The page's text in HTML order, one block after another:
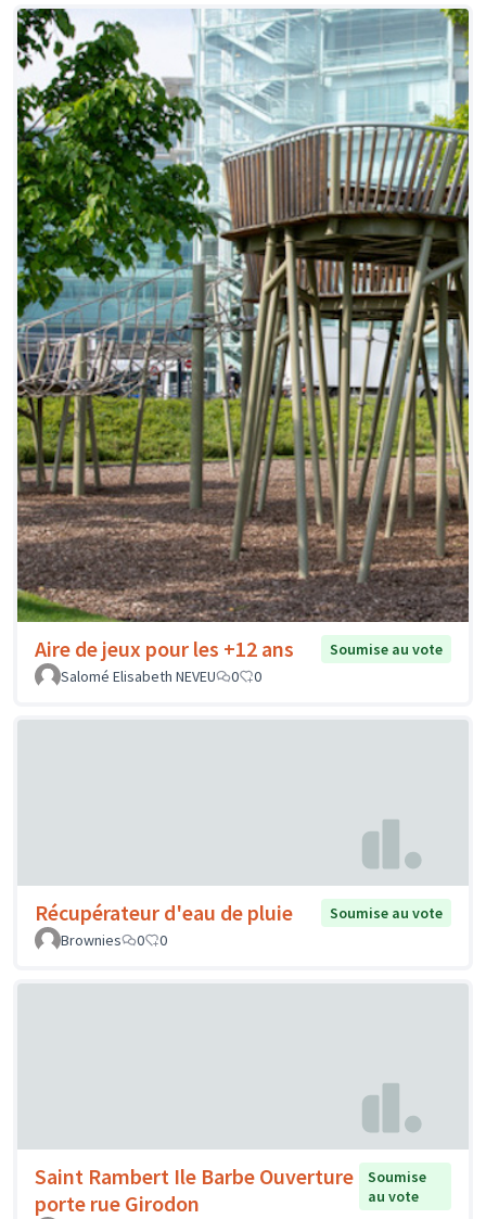
Aire de jeux pour les +12 ans
Soumise au vote
Salomé Elisabeth NEVEU
0 0
Récupérateur d'eau de pluie
Soumise au vote
Brownies
0 0
Saint Rambert Ile Barbe Ouverture
porte rue Girodon
Soumise
au vote